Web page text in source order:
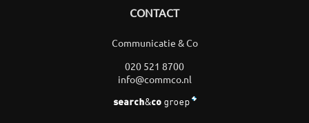
CONTACT
Communicatie & Co
020 521 8700
info@commco.nl